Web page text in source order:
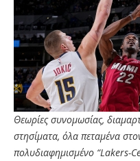
Θεωρίες συνομωσίας,
στησίματα, όλα πεταμένα
πολυδιαφημισμένο “Lakers-